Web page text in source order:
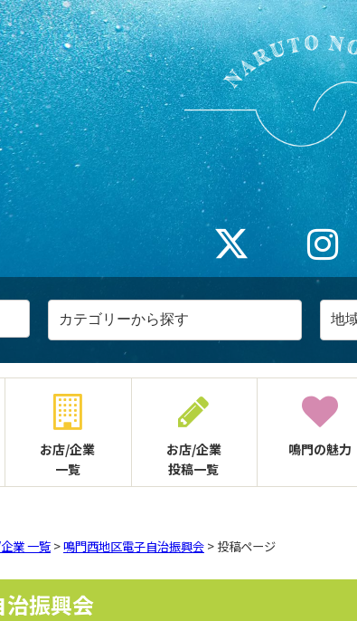
お店/企業
一覧
お店/企業
投稿一覧
鳴門の魅力
業 一覧 >鳴門西地区電子自治振興会 > 投稿ページ
振興会